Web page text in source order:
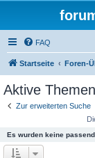
FAQ
Startseite Foren-
Aktive Themen
Zur erweiterten Suche
Es wurden keine